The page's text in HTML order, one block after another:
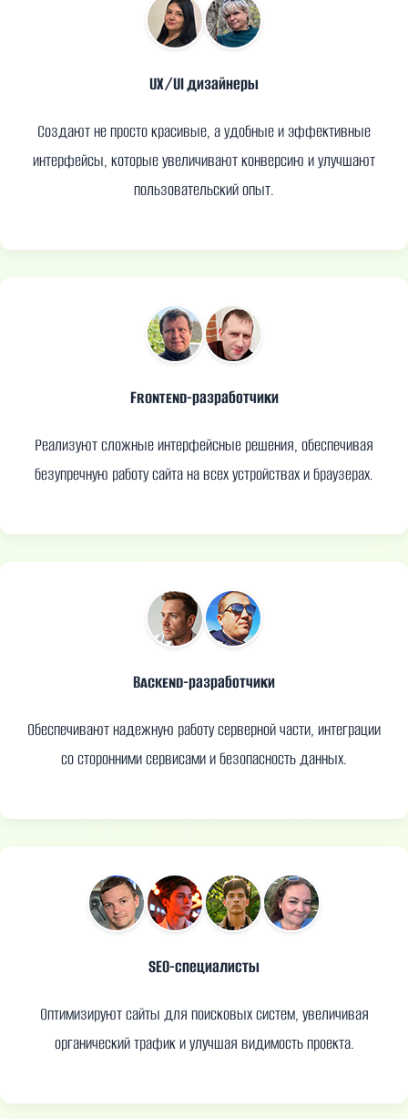
UX/UI дизайнеры
Создают не просто красивые, а удобные и эффективные
интерфейсы, которые увеличивают конверсию и улучшают
пользовательский опыт.
Frontend-разработчики
Реализуют сложные интерфейсные решения, обеспечивая
безупречную работу сайта на всех устройствах и браузерах.
Backend-разработчики
Обеспечивают надежную работу серверной части, интеграции
со сторонними сервисами и безопасность данных.
SEO-специалисты
Оптимизируют сайты для поисковых систем, увеличивая
органический трафик и улучшая видимость проекта.